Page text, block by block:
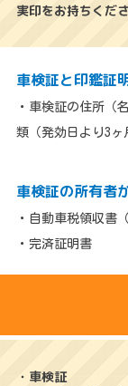
実印をお持ちくだ
車検証と印鑑証
・車検証の住所（
類（発効日より3ヶ
車検証の所有者
・自動車税領収書
・完済証明書
・車検証